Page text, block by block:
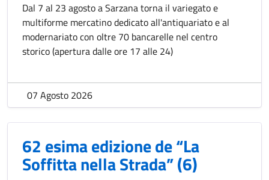
Dal 7 al 23 agosto a Sarzana torna il variegato e
multiforme mercatino dedicato all'antiquariato e al
modernariato con oltre 70 bancarelle nel centro
storico (apertura dalle ore 17 alle 24)
07 Agosto 2026
62 esima edizione de “La
Soffitta nella Strada” (6)